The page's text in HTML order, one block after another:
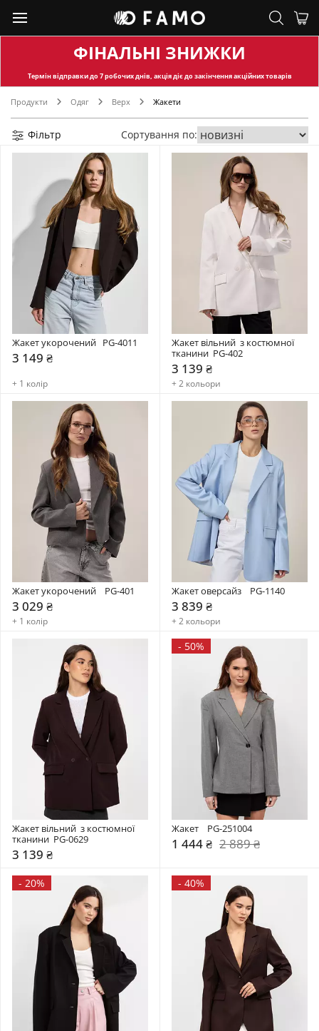
ФІНАЛЬНІ ЗНИЖКИ
Термін відправкидо 7 робочих днів, акція діє до закінчення акційних товарів
Продукти Одяг Верх Жакети
Фільтр Сортування по:
Жакет укорочений   PG-4011
3 149 ₴
+ 1 колір
Жакет вільний  з костюмної
тканини  PG-402
3 139 ₴
+ 2 кольори
Жакет укорочений    PG-401
3 029 ₴
+ 1 колір
Жакет оверсайз    PG-1140
3 839 ₴
+ 2 кольори
Жакет вільний  з костюмної
тканини  PG-0629
3 139 ₴
- 50%
Жакет    PG-251004
1 444 ₴ 2 889 ₴
- 20% - 40%